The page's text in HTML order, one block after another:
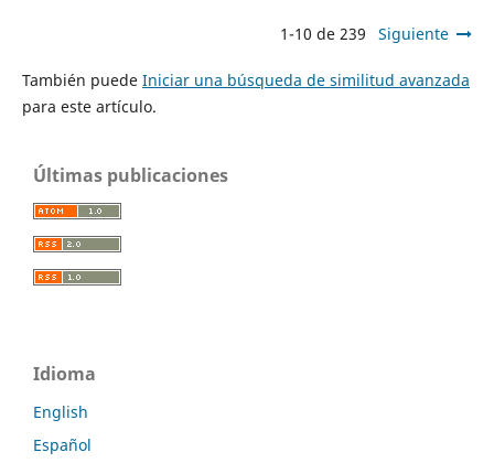
1-10 de 239 Siguiente
También puede Iniciar una búsqueda de similitud avanzada
para este artículo.
Últimas publicaciones
Idioma
English
Español